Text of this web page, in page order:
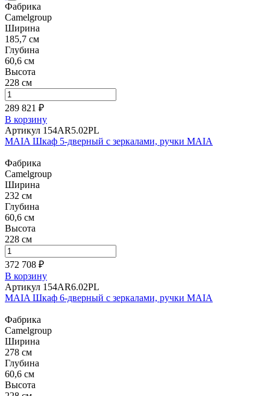
Фабрика
Camelgroup
Ширина
185,7 см
Глубина
60,6 см
Высота
228 см
289 821 ₽
В корзину
Артикул 154AR5.02PL
MAIA Шкаф 5-дверный с зеркалами, ручки MAIA
Фабрика
Camelgroup
Ширина
232 см
Глубина
60,6 см
Высота
228 см
372 708 ₽
В корзину
Артикул 154AR6.02PL
MAIA Шкаф 6-дверный с зеркалами, ручки MAIA
Фабрика
Camelgroup
Ширина
278 см
Глубина
60,6 см
Высота